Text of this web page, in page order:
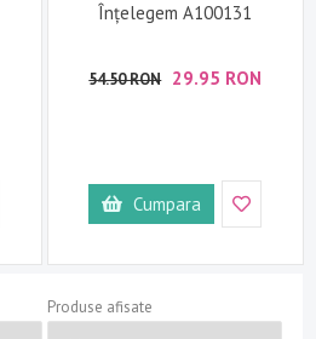
Înțelegem A100131
54.50 RON 29.95 RON
Cumpara
Produse afisate